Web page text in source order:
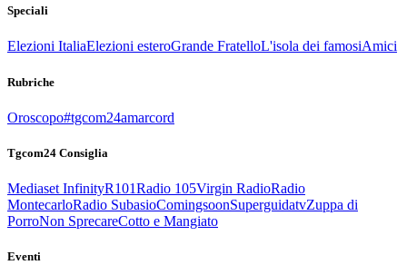
Speciali
Elezioni ItaliaElezioni esteroGrande FratelloL'isola dei famosiAmici
Rubriche
Oroscopo#tgcom24amarcord
Tgcom24 Consiglia
Mediaset InfinityR101Radio 105Virgin RadioRadio
MontecarloRadio SubasioComingsoonSuperguidatvZuppa di
PorroNon SprecareCotto e Mangiato
Eventi